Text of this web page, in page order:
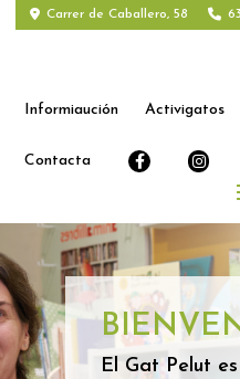
Carrer de Caballero, 58
Informiaución Activigatos
Contacta
El Gat Pelut